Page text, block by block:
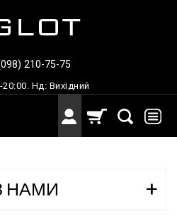
210-75-75
Нд: Вихідний
НАМИ